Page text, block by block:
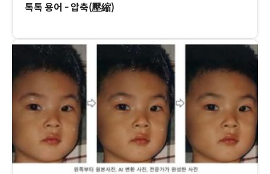
톡톡 용어 - 압축(壓縮)